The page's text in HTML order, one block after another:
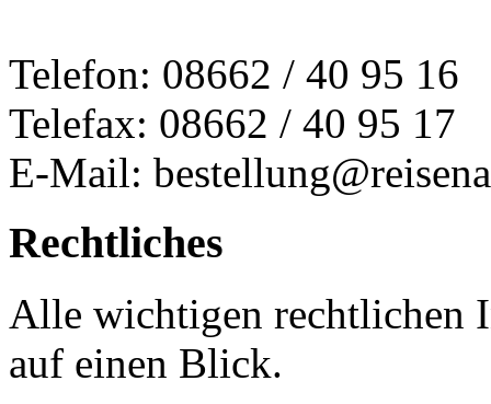
Telefon: 08662 / 40 95 16
Telefax: 08662 / 40 95 17
E-Mail:
Rechtliches
Alle wichtigen rechtlichen
auf einen Blick.